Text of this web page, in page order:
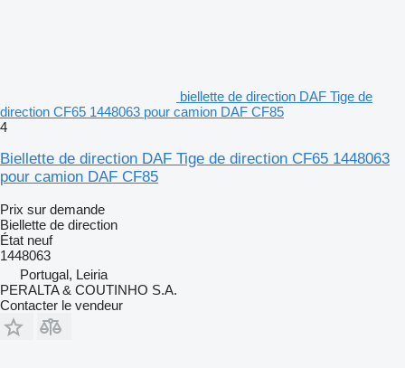
biellette de direction DAF Tige de
direction CF65 1448063 pour camion DAF CF85
4
Biellette de direction DAF Tige de direction CF65 1448063
pour camion DAF CF85
Prix sur demande
Biellette de direction
État neuf
1448063
Portugal, Leiria
PERALTA & COUTINHO S.A.
Contacter le vendeur